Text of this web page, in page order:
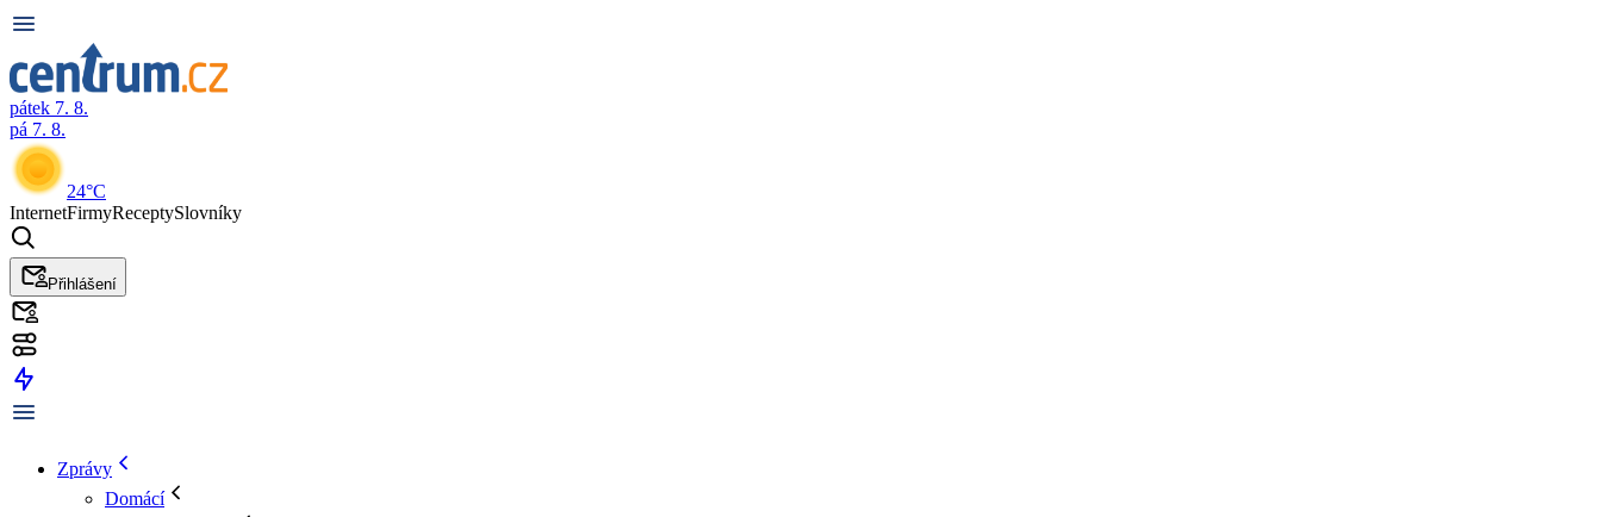
pátek 7. 8.
pá 7. 8.
24°C
InternetFirmyReceptySlovníky
Přihlášení
Zprávy
Domácí